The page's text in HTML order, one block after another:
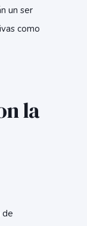
un ser
como
la
de